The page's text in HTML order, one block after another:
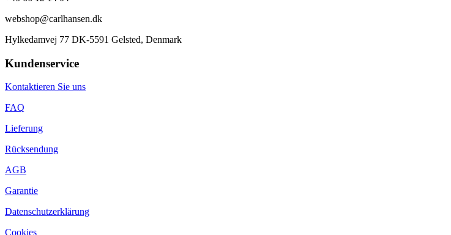
webshop@carlhansen.dk
Hylkedamvej 77 DK-5591 Gelsted, Denmark
Kundenservice
Kontaktieren Sie uns
FAQ
Lieferung
Rücksendung
AGB
Garantie
Datenschutzerklärung
Cookies